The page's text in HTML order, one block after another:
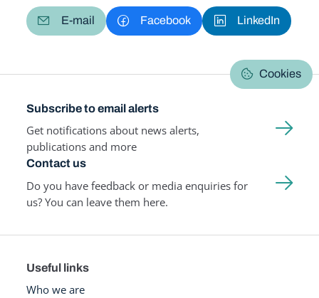
E-mail Facebook LinkedIn
Cookies
Subscribe to email alerts
Get notifications about news alerts,
publications and more
Contact us
Do you have feedback or media enquiries for
us? You can leave them here.
Useful links
Who we are